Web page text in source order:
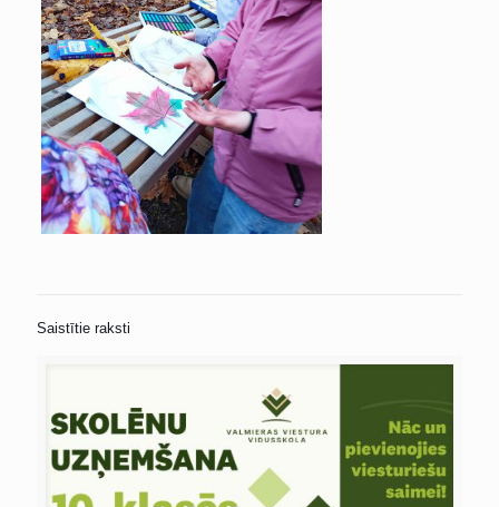
Saistītie raksti